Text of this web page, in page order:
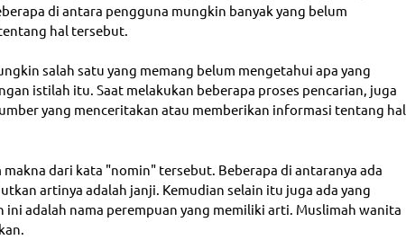
di antara pengguna mungkin banyak yang belum
hal tersebut.
salah satu yang memang belum mengetahui apa yang
istilah itu. Saat melakukan beberapa proses pencarian, juga
yang menceritakan atau memberikan informasi tentang hal
makna dari kata "nomin" tersebut. Beberapa di antaranya ada
artinya adalah janji. Kemudian selain itu juga ada yang
ini adalah nama perempuan yang memiliki arti. Muslimah wanita